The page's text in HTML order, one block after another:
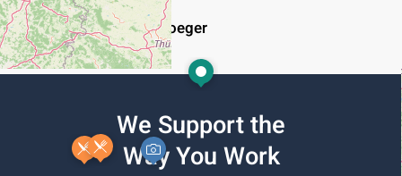
BALTIC SEA
Holiday Apartments Kroeger
We Support the
Way You Work